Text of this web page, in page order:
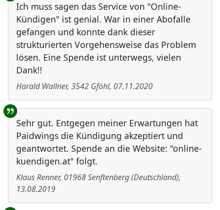
Ich muss sagen das Service von "Online-
Kündigen" ist genial. War in einer Abofalle
gefangen und konnte dank dieser
strukturierten Vorgehensweise das Problem
lösen. Eine Spende ist unterwegs, vielen
Dank!!
Harald Wallner, 3542 Gföhl, 07.11.2020
Sehr gut. Entgegen meiner Erwartungen hat
Paidwings die Kündigung akzeptiert und
geantwortet. Spende an die Website: "online-
kuendigen.at" folgt.
Klaus Renner, 01968Senftenberg(Deutschland),
13.08.2019